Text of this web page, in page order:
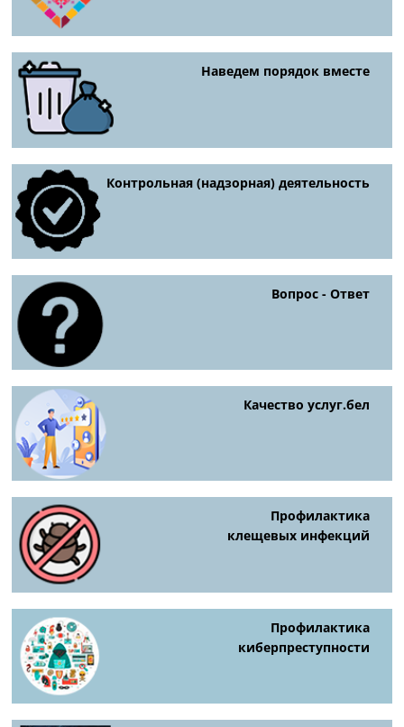
Наведем порядок вместе
Контрольная (надзорная) деятельность
Вопрос - Ответ
Качество услуг.бел
Профилактика
клещевых инфекций
Профилактика
киберпреступности